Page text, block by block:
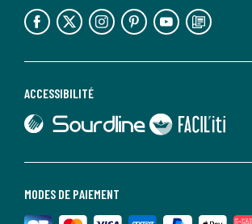
MODES DE PAIEMENT
ACCESSIBILITÉ
lien vers Sourdline
lien vers Faciliti
lien vers l'espace réseaux sociaux lien vers l'espace réseaux sociaux lien vers l'espace réseaux sociaux lien vers l'espace réseaux sociaux lien vers l'espace réseaux sociaux lien vers le blog la redoute